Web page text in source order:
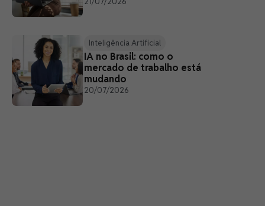
Inteligência Artificial
IA no Brasil: como o
mercado de trabalho está
mudando
20/07/2026